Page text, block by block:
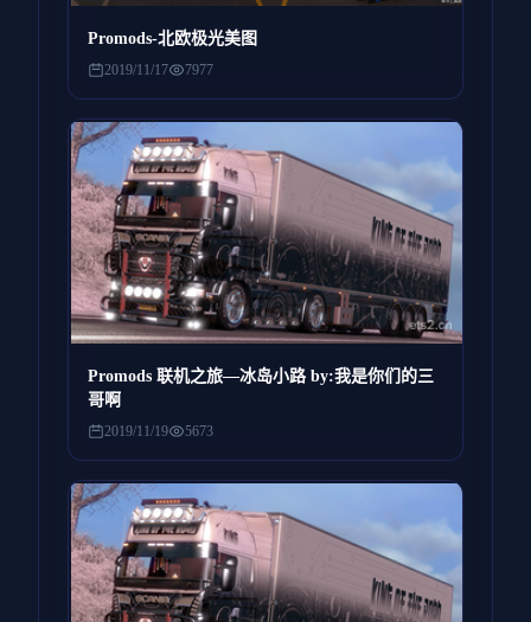
Promods-北欧极光美图
2019/11/17 7977
Promods 联机之旅—冰岛小路 by:我是你们的三
哥啊
2019/11/19 5673